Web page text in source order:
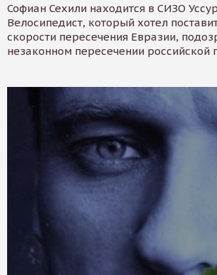
Софиан Сехили находится в СИЗО
Велосипедист, который хотел
скорости пересечения Евразии,
незаконном пересечении российской